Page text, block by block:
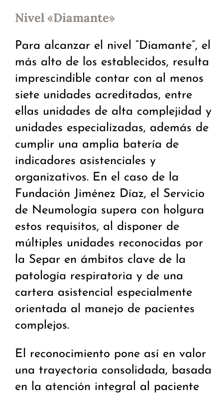
Nivel «Diamante»
Para alcanzar el nivel “Diamante”, el
más alto de los establecidos, resulta
imprescindible contar con al menos
siete unidades acreditadas, entre
ellas unidades de alta complejidad y
unidades especializadas, además de
cumplir una amplia batería de
indicadores asistenciales y
organizativos. En el caso de la
Fundación Jiménez Díaz, el Servicio
de Neumología supera con holgura
estos requisitos, al disponer de
múltiples unidades reconocidas por
la Separ en ámbitos clave de la
patología respiratoria y de una
cartera asistencial especialmente
orientada al manejo de pacientes
complejos.
El reconocimiento pone así en valor
una trayectoria consolidada, basada
en la atención integral al paciente